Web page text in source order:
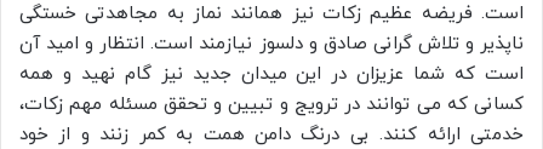
است. فریضه عظیم زکات نیز همانند نماز به مجاهدتی خستگی
ناپذیر و تلاش گرانی صادق و دلسوز نیازمند است. انتظار و امید آن
است که شما عزیزان در این میدان جدید نیز گام نهید و همه
کسانی که می‌ توانند در ترویج و تبیین و تحقق مسئله مهم زکات،
خدمتی ارائه کنند. بی درنگ دامن همت به کمر زنند و از خود